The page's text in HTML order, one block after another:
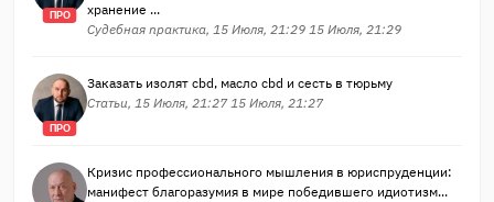
ПРО
хранение ...
Судебная практика, 15 Июля, 21:29 15 Июля, 21:29
ПРО
Заказать изолят cbd, масло cbd и сесть в тюрьму
Статьи, 15 Июля, 21:27 15 Июля, 21:27
Кризис профессионального мышления в юриспруденции:
манифест благоразумия в мире победившего идиотизм...